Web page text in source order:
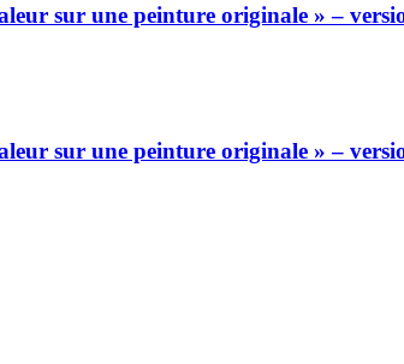
sur une peinture originale » –
sur une peinture originale » –